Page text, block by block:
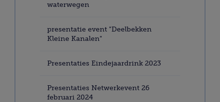
waterwegen
presentatie event "Deelbekken
Kleine Kanalen"
Presentaties Eindejaardrink 2023
Presentaties Netwerkevent 26
februari 2024